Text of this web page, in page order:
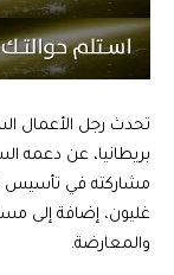
تحدث رجل الأعمال
بريطانيا، عن دعمه
مشاركته في تأسيس
غليون، إضافة إلى
والمعارضة.